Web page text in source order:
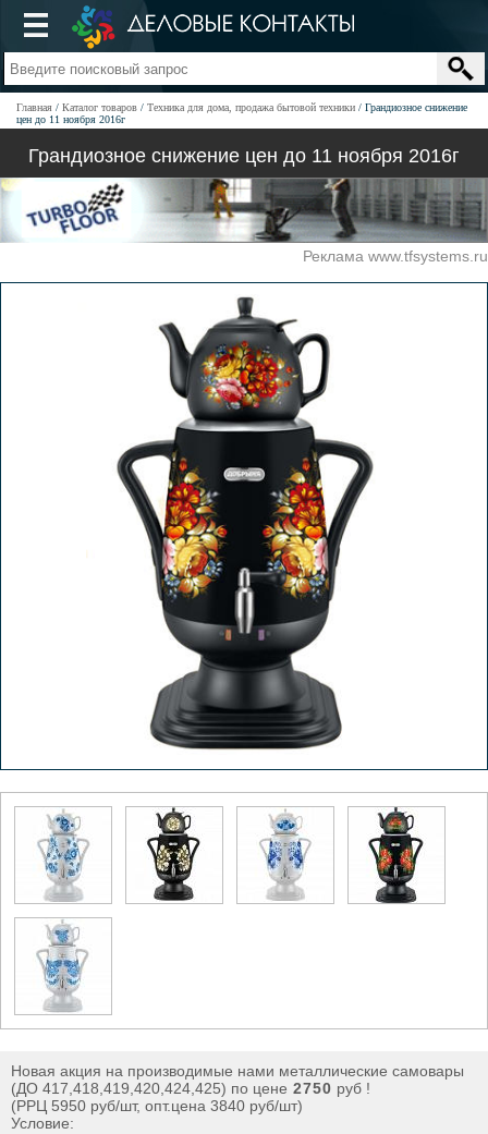
Главная Каталог товаров Техника для дома, продажа бытовой техники
Грандиозное снижение
цен до 11 ноября 2016г
Грандиозное снижение цен до 11 ноября 2016г
Реклама www.tfsystems.ru
Новая акция на производимые нами металлические самовары
(ДО 417,418,419,420,424,425) по цене 2750 руб !
(РРЦ 5950 руб/шт, опт.цена 3840 руб/шт)
Условие: